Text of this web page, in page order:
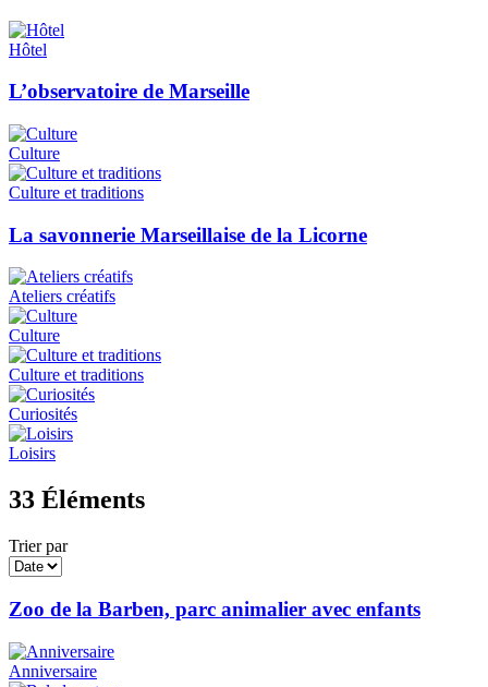
Hôtel
L’observatoire de Marseille
Culture
Culture et traditions
La savonnerie Marseillaise de la Licorne
Ateliers créatifs
Culture
Culture et traditions
Curiosités
Loisirs
33 Éléments
Trier par
Zoo de la Barben, parc animalier avec enfants
Anniversaire